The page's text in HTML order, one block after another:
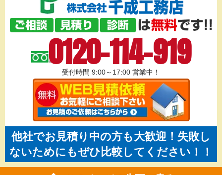
0120-114-919
受付時間 9:00～17:00 営業中！
他社でお見積り中の方も大歓迎！失敗し
ないためにもぜひ比較してください！！